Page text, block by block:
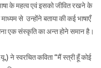
के महत्व एवं इसको जीवित रखने के
से उन्होंने बताया की कई भाषाएँ
एक संस्कृति का अन्त होने समान है।
ने स्वरचित कविता “मैं स्त्री हूँ कोई